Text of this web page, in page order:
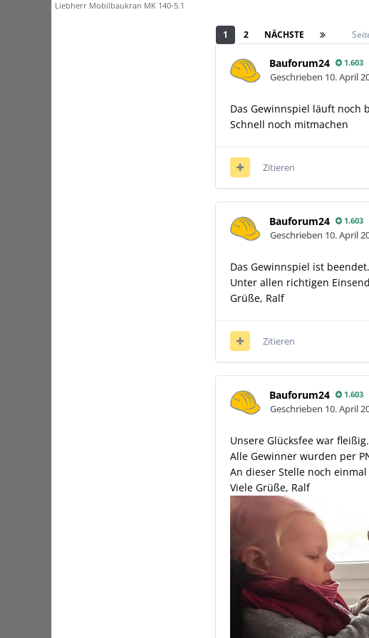
Liebherr Mobilbaukran MK 140-5.1
1 2 NÄCHSTE
Bauforum24 1.603
Geschrieben 10. April
Das Gewinnspiel läuft noch
Schnell noch mitmachen
Zitieren
Bauforum24 1.603
Geschrieben 10. April
Das Gewinnspiel ist beendet.
Unter allen richtigen
Grüße, Ralf
Zitieren
Bauforum24 1.603
Geschrieben 10. April
Unsere Glücksfee war fleißig.
Alle Gewinner wurden per
An dieser Stelle noch
Viele Grüße, Ralf